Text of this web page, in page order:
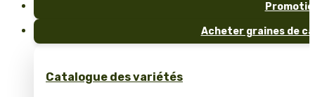
Acheter graines de
Catalogue des variétés